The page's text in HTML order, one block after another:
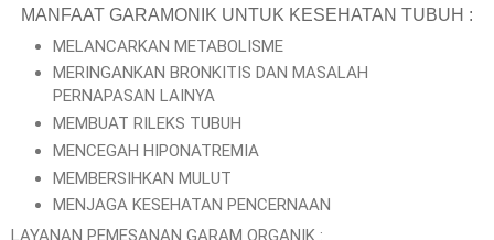
MANFAAT GARAMONIK UNTUK KESEHATAN TUBUH :
MELANCARKAN METABOLISME
MERINGANKAN BRONKITIS DAN MASALAH
PERNAPASAN LAINYA
MEMBUAT RILEKS TUBUH
MENCEGAH HIPONATREMIA
MEMBERSIHKAN MULUT
MENJAGA KESEHATAN PENCERNAAN
LAYANAN PEMESANAN GARAM ORGANIK :